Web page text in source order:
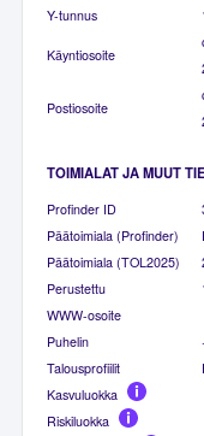
Y-tunnus
Käyntiosoite
Postiosoite
TOIMIALAT JA MUUT
Profinder ID
Päätoimiala (Profinder)
Päätoimiala (TOL2025)
Perustettu
WWW-osoite
Puhelin
Talousprofiilit
Kasvuluokka
Riskiluokka